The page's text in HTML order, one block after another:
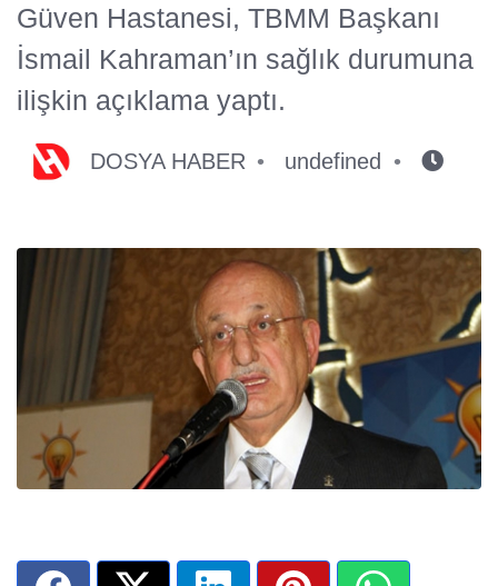
Güven Hastanesi, TBMM Başkanı
İsmail Kahraman’ın sağlık durumuna
ilişkin açıklama yaptı.
DOSYA HABER undefined